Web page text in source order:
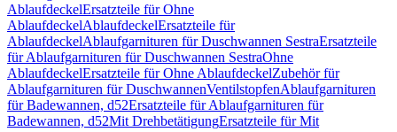
AblaufdeckelErsatzteile für Ohne
AblaufdeckelAblaufdeckelErsatzteile für
AblaufdeckelAblaufgarnituren für Duschwannen SestraErsatzteile
für Ablaufgarnituren für Duschwannen SestraOhne
AblaufdeckelErsatzteile für Ohne AblaufdeckelZubehör für
Ablaufgarnituren für DuschwannenVentilstopfenAblaufgarnituren
für Badewannen, d52Ersatzteile für Ablaufgarnituren für
Badewannen, d52Mit DrehbetätigungErsatzteile für Mit